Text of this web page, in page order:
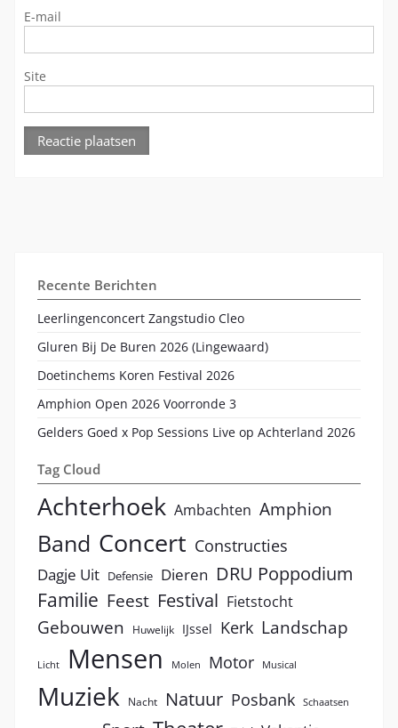
E-mail
Site
Recente Berichten
Leerlingenconcert Zangstudio Cleo
Gluren Bij De Buren 2026 (Lingewaard)
Doetinchems Koren Festival 2026
Amphion Open 2026 Voorronde 3
Gelders Goed x Pop Sessions Live op Achterland 2026
Tag Cloud
Achterhoek Ambachten Amphion
Band Concert Constructies
Dagje Uit Defensie Dieren DRU Poppodium
Familie Feest Festival Fietstocht
Gebouwen Huwelijk IJssel Kerk Landschap
Licht Mensen Molen Motor Musical
Muziek Nacht Natuur Posbank Schaatsen